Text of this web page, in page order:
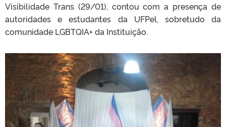
Visibilidade Trans (29/01), contou com a presença de
autoridades e estudantes da UFPel, sobretudo da
comunidade LGBTQIA+ da Instituição.